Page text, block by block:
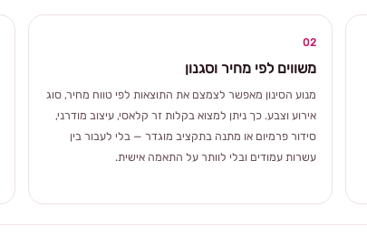
02
משווים לפי מחיר וסגנון
מנוע הסינון מאפשר לצמצם את התוצאות לפי טווח מחיר, סוג
אירוע וצבע. כך ניתן למצוא בקלות זר קלאסי, עיצוב מודרני,
סידור פרמיום או מתנה בתקציב מוגדר — בלי לעבור בין
עשרות עמודים ובלי לוותר על התאמה אישית.